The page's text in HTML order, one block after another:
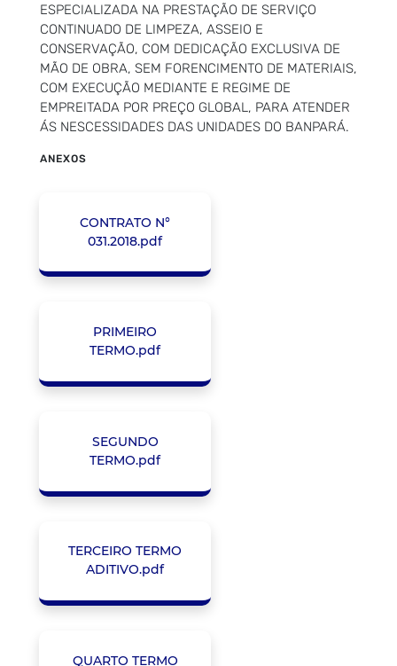
ESPECIALIZADA NA PRESTAÇÃO DE SERVIÇO
CONTINUADO DE LIMPEZA, ASSEIO E
CONSERVAÇÃO, COM DEDICAÇÃO EXCLUSIVA DE
MÃO DE OBRA, SEM FORENCIMENTO DE MATERIAIS,
COM EXECUÇÃO MEDIANTE E REGIME DE
EMPREITADA POR PREÇO GLOBAL, PARA ATENDER
ÁS NESCESSIDADES DAS UNIDADES DO BANPARÁ.
ANEXOS
CONTRATO N°
031.2018.pdf
PRIMEIRO
TERMO.pdf
SEGUNDO
TERMO.pdf
TERCEIRO TERMO
ADITIVO.pdf
QUARTO TERMO